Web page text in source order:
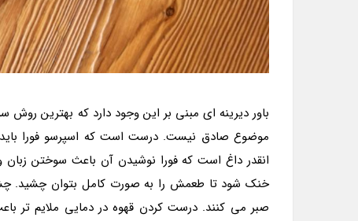
باور دیرینه ای مبنی بر این وجود دارد که بهترین روش
موضوع صادق نیست. درست است که اسپرسو فورا باید
انقدر داغ است که فورا نوشیدن آن باعث سوختن
صبر می کنند. درست کردن قهوه در دمایی ملایم تر